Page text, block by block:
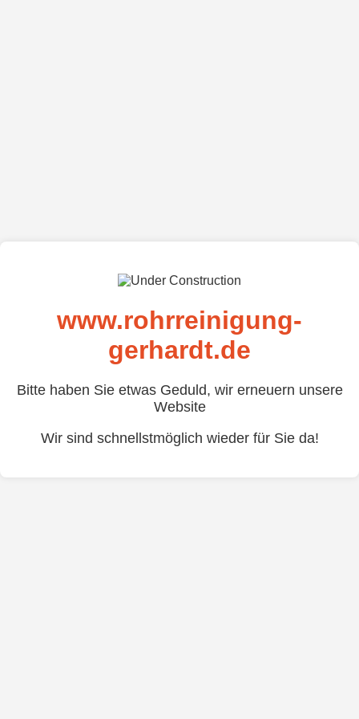
www.rohrreinigung-
gerhardt.de
Bitte haben Sie etwas Geduld, wir erneuern unsere
Website
Wir sind schnellstmöglich wieder für Sie da!